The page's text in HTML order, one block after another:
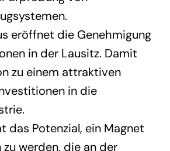
eröffnet die Genehmigung
in der Lausitz. Damit
zu einem attraktiven
in die
das Potenzial, ein Magnet
werden, die an der